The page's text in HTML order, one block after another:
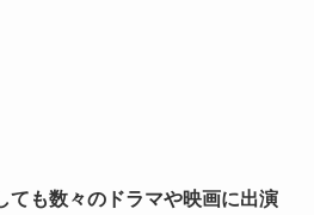
ても数々のドラマや映画に出演